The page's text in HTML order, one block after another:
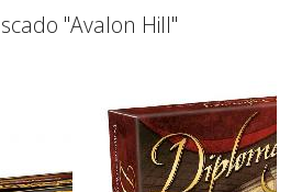
"Avalon Hill"